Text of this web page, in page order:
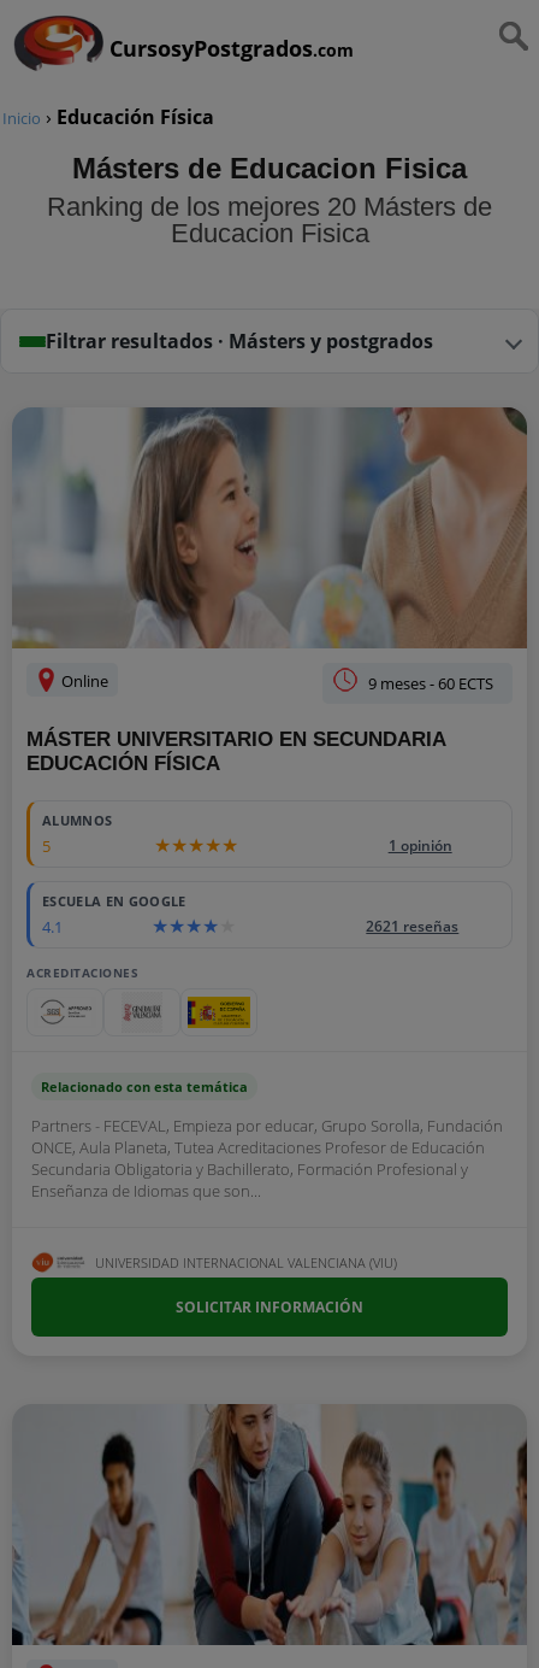
CursosyPostgrados.com
Inicio › Educación Física
Másters de Educacion Fisica
Ranking de los mejores 20 Másters de
Educacion Fisica
Filtrar resultados · Másters y postgrados
Online 9 meses - 60 ECTS
MÁSTER UNIVERSITARIO EN SECUNDARIA
EDUCACIÓN FÍSICA
ALUMNOS
5 1 opinión
ESCUELA EN GOOGLE
4.1 2621 reseñas
ACREDITACIONES
Relacionado con esta temática
Partners - FECEVAL, Empieza por educar, Grupo Sorolla, Fundación
ONCE, Aula Planeta, Tutea Acreditaciones Profesor de Educación
Secundaria Obligatoria y Bachillerato, Formación Profesional y
Enseñanza de Idiomas que son...
UNIVERSIDAD INTERNACIONAL VALENCIANA (VIU)
SOLICITAR INFORMACIÓN